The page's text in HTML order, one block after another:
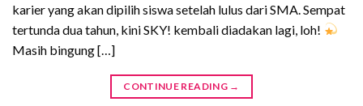
karier yang akan dipilih siswa setelah lulus dari SMA. Sempat
tertunda dua tahun, kini SKY! kembali diadakan lagi, loh!
Masih bingung […]
CONTINUE READING →